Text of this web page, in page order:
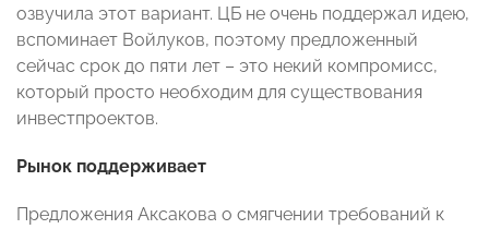
озвучила этот вариант. ЦБ не очень поддержал идею,
вспоминает Войлуков, поэтому предложенный
сейчас срок до пяти лет – это некий компромисс,
который просто необходим для существования
инвестпроектов.
Рынок поддерживает
Предложения Аксакова о смягчении требований к